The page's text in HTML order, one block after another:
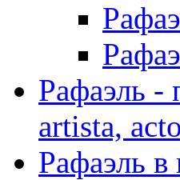
Рафаэль -
artista,
Рафаэль